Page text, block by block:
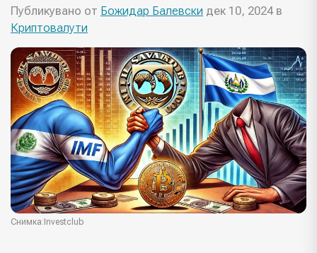
Публикувано от Божидар Балевски дек 10, 2024 в
Криптовалути
Снимка:Investclub